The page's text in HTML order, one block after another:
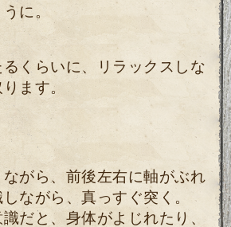
に。
くらいに、リラックスしな
ます。
がら、前後左右に軸がぶれ
ながら、真っすぐ突く。
だと、身体がよじれたり、